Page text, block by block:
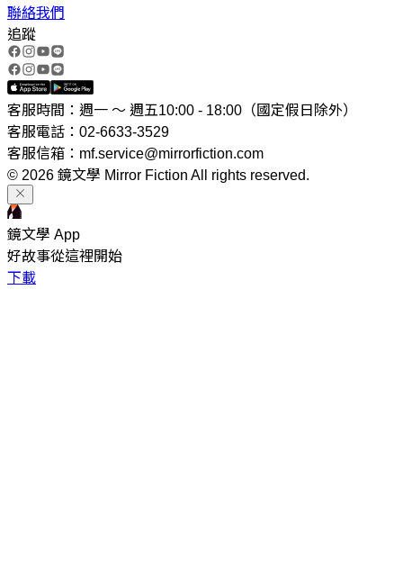
聯絡我們
追蹤
客服時間：週一 ～ 週五10:00 - 18:00（國定假日除外）
客服電話：02-6633-3529
客服信箱：mf.service@mirrorfiction.com
© 2026 鏡文學 Mirror Fiction All rights reserved.
鏡文學 App
好故事從這裡開始
下載